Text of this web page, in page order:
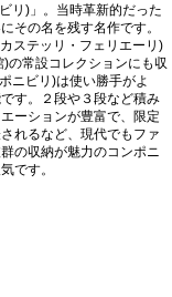
リ)」。当時革新的だった
その名を残す名作です。
ステッリ・フェリエーリ)
の常設コレクションにも収
ニビリ)は使い勝手がよ
す。２段や３段など積み
ーションが豊富で、限定
れるなど、現代でもファ
の収納が魅力のコンポニ
です。